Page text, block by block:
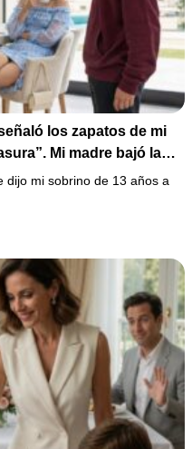
los zapatos de mi
Mi madre bajó la
café como si nada.
fui sin reclamar. Pero al
que llevaba años
mi sobrino de 13 años a